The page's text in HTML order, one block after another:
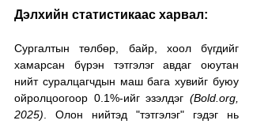
Дэлхийн статистикаас харвал:
Сургалтын төлбөр, байр, хоол бүгдийг
хамарсан бүрэн тэтгэлэг авдаг оюутан
нийт суралцагчдын маш бага хувийг буюу
ойролцоогоор 0.1%-ийг эзэлдэг (Bold.org
2025) . Олон нийтэд "тэтгэлэг" гэдэг нь